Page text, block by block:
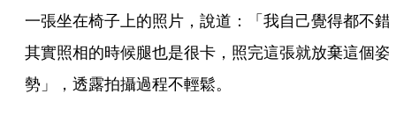
一張坐在椅子上的照片，說道：「我自己覺得都不錯
其實照相的時候腿也是很卡，照完這張就放棄這個姿
勢」，透露拍攝過程不輕鬆。